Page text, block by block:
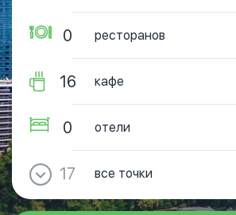
0 ресторанов
16 кафе
0 отели
17 все точки